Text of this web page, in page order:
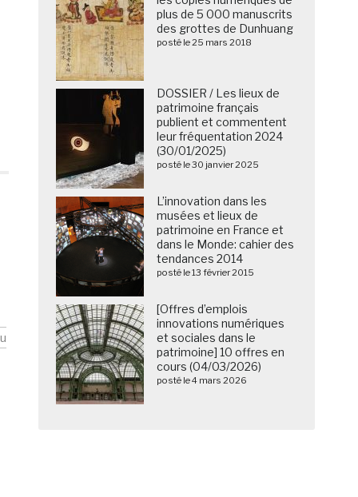
plus de 5 000 manuscrits
des grottes de Dunhuang
posté le 25 mars 2018
DOSSIER / Les lieux de
patrimoine français
publient et commentent
leur fréquentation 2024
(30/01/2025)
posté le 30 janvier 2025
L’innovation dans les
musées et lieux de
patrimoine en France et
dans le Monde: cahier des
tendances 2014
posté le 13 février 2015
[Offres d’emplois
innovations numériques
et sociales dans le
patrimoine] 10 offres en
cours (04/03/2026)
posté le 4 mars 2026